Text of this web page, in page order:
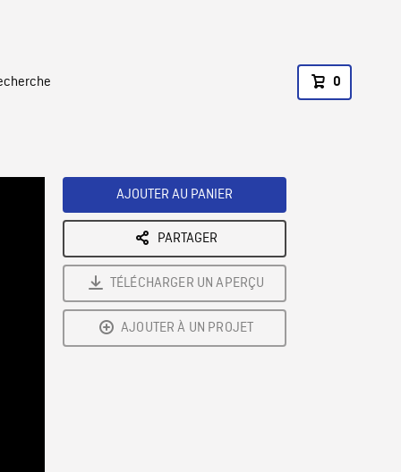
0
AJOUTER AU PANIER
PARTAGER
TÉLÉCHARGER UN APERÇU
AJOUTER À UN PROJET